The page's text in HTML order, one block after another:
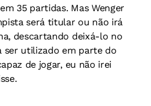
35 partidas. Mas Wenger
será titular ou não irá
descartando deixá-lo no
ser utilizado em parte do
de jogar, eu não irei